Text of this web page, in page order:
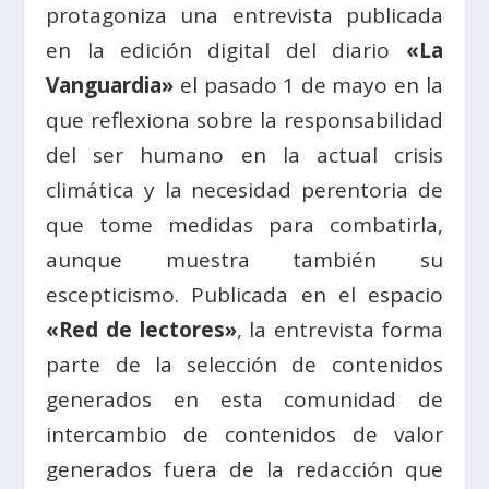
protagoniza una entrevista publicada
en la edición digital del diario «La
Vanguardia» el pasado 1 de mayo en la
que reflexiona sobre la responsabilidad
del ser humano en la actual crisis
climática y la necesidad perentoria de
que tome medidas para combatirla,
aunque muestra también su
escepticismo. Publicada en el espacio
«Red de lectores», la entrevista forma
parte de la selección de contenidos
generados en esta comunidad de
intercambio de contenidos de valor
generados fuera de la redacción que